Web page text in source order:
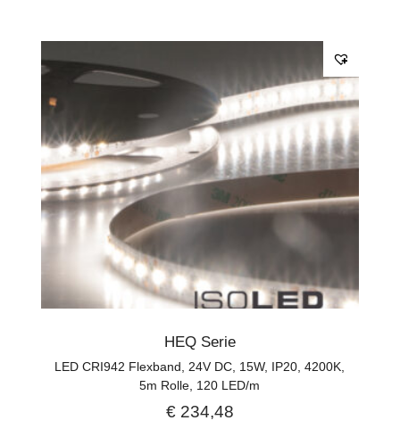
HEQ Serie
LED CRI942 Flexband, 24V DC, 15W, IP20, 4200K,
5m Rolle, 120 LED/m
€234,48